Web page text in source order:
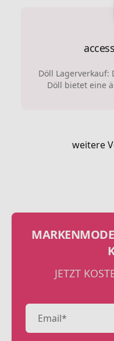
Döll Lagerverkauf:
Döll bietet eine
weitere
JETZT